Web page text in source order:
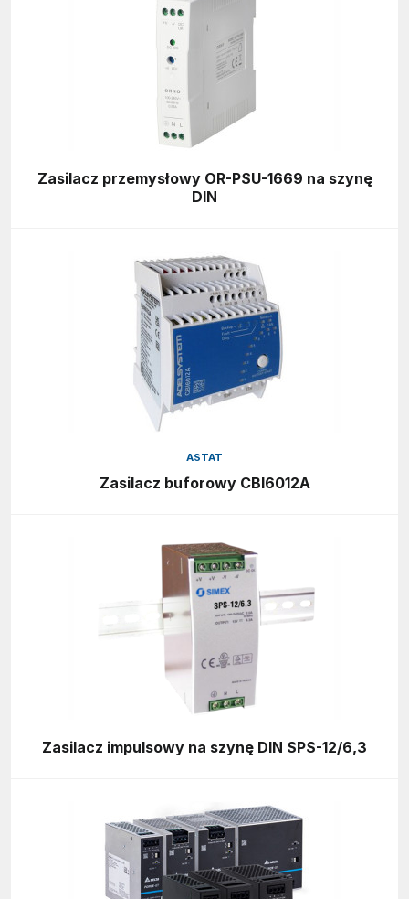
Zasilacz przemysłowy OR-PSU-1669 na szynę
DIN
ASTAT
Zasilacz buforowy CBI6012A
Zasilacz impulsowy na szynę DIN SPS-12/6,3